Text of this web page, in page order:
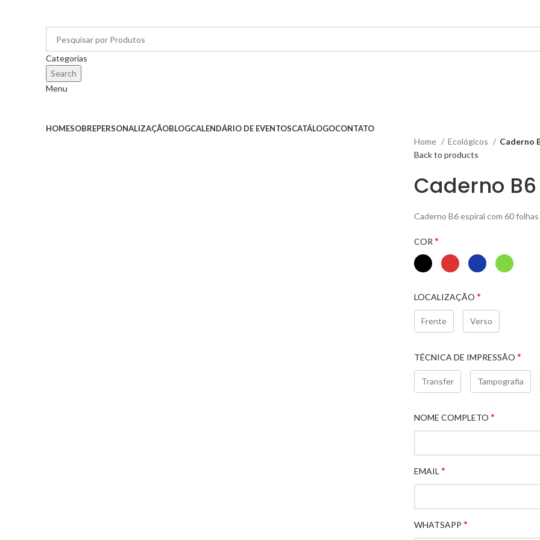
Categorias
Search
Menu
HOMESOBREPERSONALIZAÇÃOBLOGCALENDÁRIO DE EVENTOSCATÁLOGOCONTATO
Home Ecológicos
Caderno
Back to products
Caderno
Caderno B6 espiral com 60
COR *
LOCALIZAÇÃO *
Frente Verso
TÉCNICA DE IMPRESSÃO *
Transfer Tampografia
NOME COMPLETO *
EMAIL *
WHATSAPP *